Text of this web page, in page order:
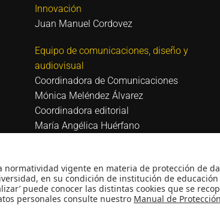
Innovación
Juan Manuel Cordovez
Equipo de comunicaciones, diseño y
audiovisual
Coordinadora de Comunicaciones
Mónica Meléndez Álvarez
Coordinadora editorial
María Angélica Huérfano
Audiovisual
David Amado